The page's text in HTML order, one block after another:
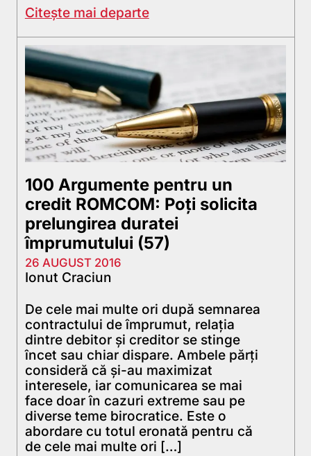
Citește mai departe
100 Argumente pentru un
credit ROMCOM: Poți solicita
prelungirea duratei
împrumutului (57)
26 AUGUST 2016
Ionut Craciun
De cele mai multe ori după semnarea
contractului de împrumut, relația
dintre debitor și creditor se stinge
încet sau chiar dispare. Ambele părți
consideră că și-au maximizat
interesele, iar comunicarea se mai
face doar în cazuri extreme sau pe
diverse teme birocratice. Este o
abordare cu totul eronată pentru că
de cele mai multe ori […]